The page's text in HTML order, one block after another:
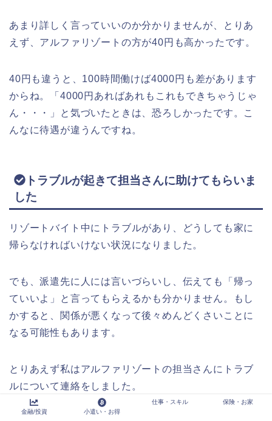
あまり詳しく言っていいのか分かりませんが、とりあ
えず、アルファリゾートの方が40円も高かったです。
40円も違うと、100時間働けば4000円も差があります
からね。「4000円あればあれもこれもできちゃうじゃ
ん・・・」と気づいたときは、恐ろしかったです。こ
んなに待遇が違うんですね。
トラブルが起きて担当さんに助けてもらいま
した
リゾートバイト中にトラブルがあり、どうしても家に
帰らなければいけない状況になりました。
でも、派遣先に人には言いづらいし、伝えても「帰っ
ていいよ」と言ってもらえるかも分かりません。もし
かすると、関係が悪くなって後々めんどくさいことに
なる可能性もあります。
とりあえず私はアルファリゾートの担当さんにトラブ
ルについて連絡をしました。
金融/投資 小遣い・お得
仕事・スキル 保険・お家